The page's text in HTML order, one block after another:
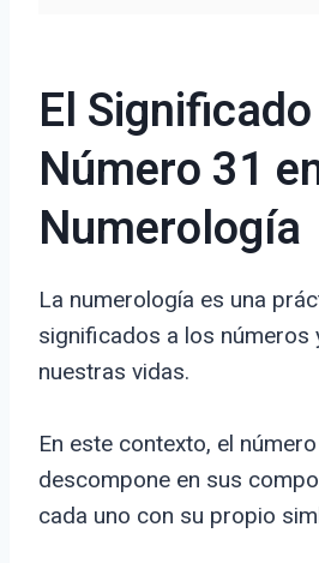
El
Número 31
Numerología
La numerología es una
significados a los números
nuestras vidas.
En este contexto, el
descompone en sus
cada uno con su propio